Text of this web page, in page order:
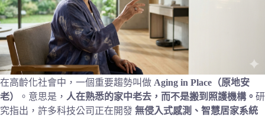
在高齡化社會中，一個重要趨勢叫做 Aging in Place（原地安
老）
。意思是， 人在熟悉的家中老去，而不是搬到照護機構。 研
究指出，許多科技公司正在開發 無侵入式感測、智慧居家系統